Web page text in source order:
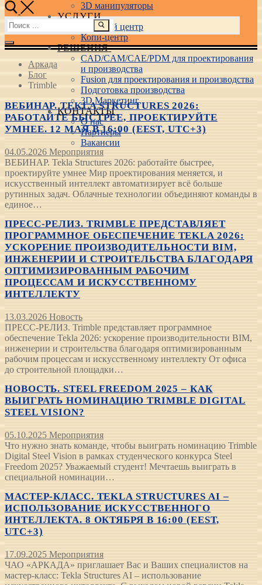
3D манипуляторы
УСЛУГИ
Учебный центр
Копи-центр
РЕШЕНИЯ
CAD/CAM/CAE/PDM для проектирования
и производства
Fusion для проектирования и производства
Подготовка производства
3D Маркетинг
КОНТАКТЫ
О нас
Партнеры
Вакансии
Найти:
Аркада
Блог
Trimble
ВЕБИНАР. TEKLA STRUCTURES 2026:
РАБОТАЙТЕ БЫСТРЕЕ, ПРОЕКТИРУЙТЕ
УМНЕЕ. 12 МАЯ В 16:00 (EEST, UTC+3)
04.05.2026 Мероприятия
ВЕБИНАР. Tekla Structures 2026: работайте быстрее,
проектируйте умнее Мир проектирования меняется, и
искусственный интеллект автоматизирует всё больше
рутинных задач. Облачные технологии объединяют команды в
единое…
ПРЕСС-РЕЛИЗ. TRIMBLE ПРЕДСТАВЛЯЕТ
ПРОГРАММНОЕ ОБЕСПЕЧЕНИЕ TEKLA 2026:
УСКОРЕНИЕ ПРОИЗВОДИТЕЛЬНОСТИ BIM,
ИНЖЕНЕРИИ И СТРОИТЕЛЬСТВА БЛАГОДАРЯ
ОПТИМИЗИРОВАННЫМ РАБОЧИМ
ПРОЦЕССАМ И ИСКУССТВЕННОМУ
ИНТЕЛЛЕКТУ
13.03.2026 Новость
ПРЕСС-РЕЛИЗ. Trimble представляет программное
обеспечение Tekla 2026: ускорение производительности BIM,
инженерии и строительства благодаря оптимизированным
рабочим процессам и искусственному интеллекту От офиса
до строительной площадки…
НОВОСТЬ. STEEL FREEDOM 2025 – КАК
ВЫИГРАТЬ НОМИНАЦИЮ TRIMBLE DIGITAL
STEEL VISION?
05.10.2025 Мероприятия
Что нужно знать команде, чтобы выиграть номинацию Trimble
Digital Steel Vision в рамках студенческого конкурса Steel
Freedom 2025? Уважаемый студент! Мечтаешь выиграть в
специальной номинации…
МАСТЕР-КЛАСС. TEKLA STRUCTURES AI –
ИСПОЛЬЗОВАНИЕ ИСКУССТВЕННОГО
ИНТЕЛЛЕКТА. 8 ОКТЯБРЯ В 16:00 (EEST,
UTC+3)
17.09.2025 Мероприятия
ЧАО «АРКАДА» приглашает Вас и Ваших специалистов на
мастер-класс: Tekla Structures AI – использование